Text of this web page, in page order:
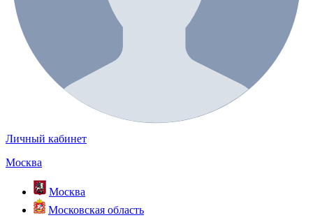
Личный кабинет
Москва
Москва
Московская область